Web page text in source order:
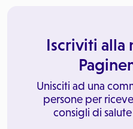
Iscriviti alla
Unisciti ad una
persone per
consigli di